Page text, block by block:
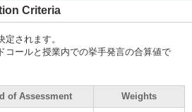
Criteria
されます。
コールと授業内での挙手発言の合算値で
of Assessment Weights